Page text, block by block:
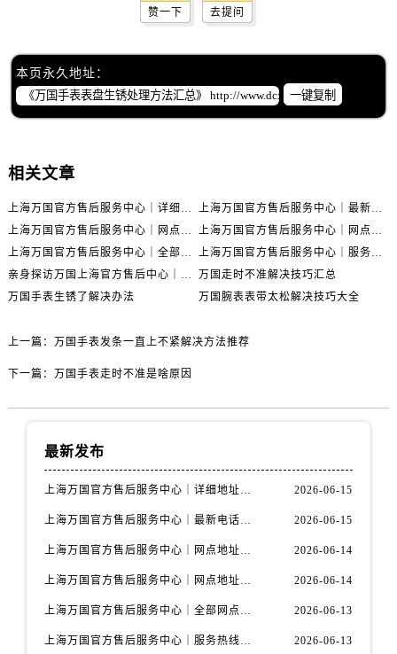
赞一下 去提问
本页永久地址：
一键复制
相关文章
上海万国官方售后服务中心｜详细地址与售后电话权威信息公示（2026年6月最新）
上海万国官方售后服务中心｜最新电话及地址权威信息公示（2026年6月最新）
上海万国官方售后服务中心｜网点地址及热线权威信息公示（2026年6月最新）
上海万国官方售后服务中心｜网点地址与服务热线权威信息公示（2026年6月最新）
上海万国官方售后服务中心｜全部网点地址电话权威信息公示（2026年6月最新）
上海万国官方售后服务中心｜服务热线及办公地址权威信息公示（2026年6月最新）
亲身探访万国上海官方售后中心｜地址报修全流程真实经历（2026年6月最新）
万国走时不准解决技巧汇总
万国手表生锈了解决办法
万国腕表表带太松解决技巧大全
上一篇： 万国手表发条一直上不紧解决方法推荐
下一篇： 万国手表走时不准是啥原因
最新发布
上海万国官方售后服务中心｜详细地址与售后电话权威信息公示（2026年6月最新） 2026-06-15
上海万国官方售后服务中心｜最新电话及地址权威信息公示（2026年6月最新） 2026-06-15
上海万国官方售后服务中心｜网点地址及热线权威信息公示（2026年6月最新） 2026-06-14
上海万国官方售后服务中心｜网点地址与服务热线权威信息公示（2026年6月最新） 2026-06-14
上海万国官方售后服务中心｜全部网点地址电话权威信息公示（2026年6月最新） 2026-06-13
上海万国官方售后服务中心｜服务热线及办公地址权威信息公示（2026年6月最新） 2026-06-13